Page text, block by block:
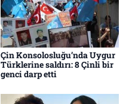
Çin Konsolosluğu’nda Uygur
Türklerine saldırı: 8 Çinli bir
genci darp etti